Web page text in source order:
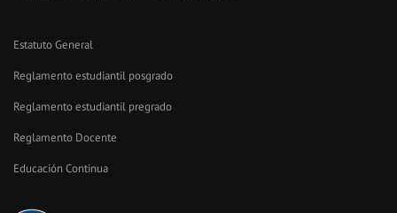
Estatuto General
Reglamento estudiantil posgrado
Reglamento estudiantil pregrado
Reglamento Docente
Educación Continua